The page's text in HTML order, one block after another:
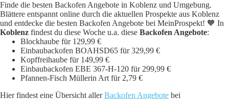
Finde die besten Backofen Angebote in Koblenz und Umgebung.
Blättere entspannt online durch die aktuellen Prospekte aus Koblenz
und entdecke die besten Backofen Angebote bei MeinProspekt! 🧡 In
Koblenz findest du diese Woche u.a. diese Backofen Angebote:
Blockhaube für 129,99 €
Einbaubackofen BOAHSD65 für 329,99 €
Kopffreihaube für 149,99 €
Einbaubackofen EBE 367-H-120 für 299,99 €
Pfannen-Fisch Müllerin Art für 2,79 €
Hier findest eine Übersicht allerBackofen Angebote bei